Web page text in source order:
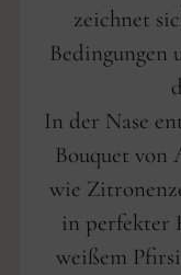
zeichnet
Bedingungen
In der Nase
Bouquet von
wie
in perfekter
weißem